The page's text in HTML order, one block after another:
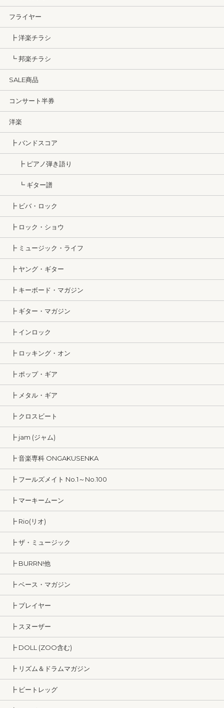
フライヤー
┣ 洋楽チラシ
┗ 邦楽チラシ
SALE商品
コンサート半券
洋楽
┣ バンドスコア
┣ ピアノ弾き語り
┗ ギター譜
┣ ビバ・ロック
┣ ロック・ショウ
┣ ミュージック・ライフ
┣ ヤング・ギター
┣ キーボード・マガジン
┣ ギター・マガジン
┣ インロック
┣ ロッキング・オン
┣ ポップ・ギア
┣ メタル・ギア
┣ クロスビート
┣ jam (ジャム)
┣ 音楽専科 ONGAKUSENKA
┣ フールズメイト No.1～No.100
┣ マーキームーン
┣ Rio(リオ)
┣ ザ・ミュージック
┣ BURRN!他
┣ ベース・マガジン
┣ プレイヤー
┣ スヌーザー
┣ DOLL (ZOO含む)
┣ リズム＆ドラムマガジン
┣ ビートレッグ